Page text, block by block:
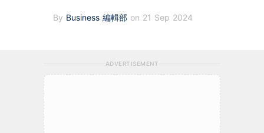
By Business 編輯部 on 21 Sep 2024
ADVERTISEMENT